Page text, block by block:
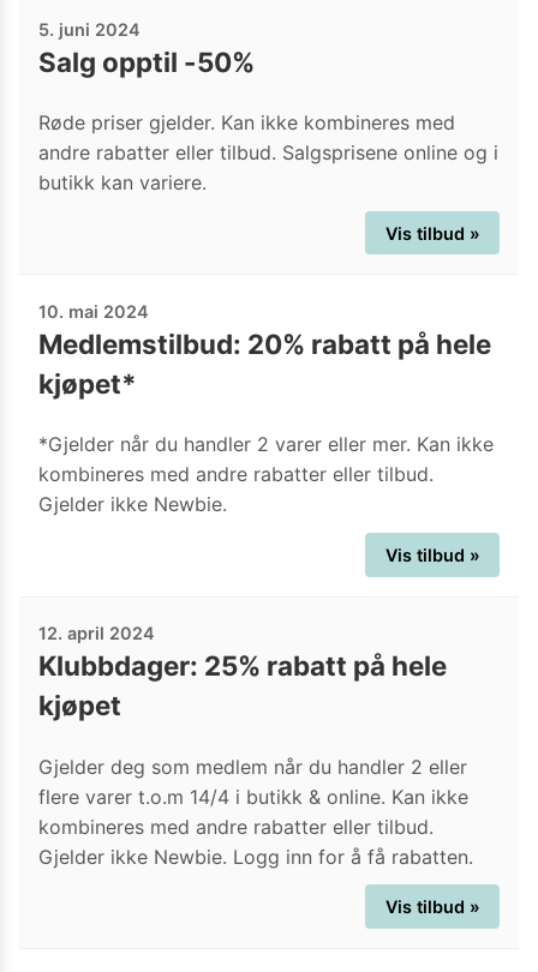
5. juni 2024
Salg opptil -50%
Røde priser gjelder. Kan ikke kombineres med
andre rabatter eller tilbud. Salgsprisene online og i
butikk kan variere.
Vis tilbud »
10. mai 2024
Medlemstilbud: 20% rabatt på hele
kjøpet*
*Gjelder når du handler 2 varer eller mer. Kan ikke
kombineres med andre rabatter eller tilbud.
Gjelder ikke Newbie.
Vis tilbud »
12. april 2024
Klubbdager: 25% rabatt på hele
kjøpet
Gjelder deg som medlem når du handler 2 eller
flere varer t.o.m 14/4 i butikk & online. Kan ikke
kombineres med andre rabatter eller tilbud.
Gjelder ikke Newbie. Logg inn for å få rabatten.
Vis tilbud »